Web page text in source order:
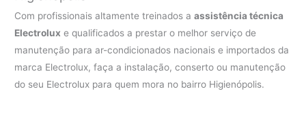
Com profissionais altamente treinados aassistência técnica
Electrolux e qualificados a prestar o melhor serviço de
manutenção para ar-condicionados nacionais e importados da
marca Electrolux, faça a instalação, conserto ou manutenção
do seu Electrolux para quem mora no bairro Higienópolis.